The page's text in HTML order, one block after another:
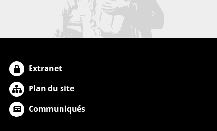
Extranet
Plan du site
Communiqués